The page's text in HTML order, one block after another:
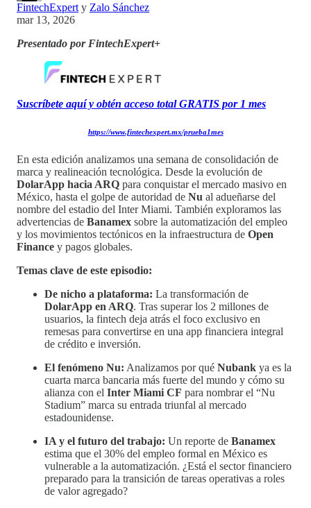
FintechExpert y Zalo Sánchez
mar 13, 2026
Presentado por FintechExpert+
Suscríbete aquí y obtén acceso total GRATIS por 1 mes
https://www.fintechexpert.mx/prueba1mes
En esta edición analizamos una semana de consolidación de
marca y realineación tecnológica. Desde la evolución de
DolarApp hacia ARQ para conquistar el mercado masivo en
México, hasta el golpe de autoridad de Nu al adueñarse del
nombre del estadio del Inter Miami. También exploramos las
advertencias de Banamex sobre la automatización del empleo
y los movimientos tectónicos en la infraestructura de Open
Finance y pagos globales.
Temas clave de este episodio:
De nicho a plataforma: La transformación de
DolarApp en ARQ. Tras superar los 2 millones de
usuarios, la fintech deja atrás el foco exclusivo en
remesas para convertirse en una app financiera integral
de crédito e inversión.
El fenómeno Nu: Analizamos por qué Nubank ya es la
cuarta marca bancaria más fuerte del mundo y cómo su
alianza con el Inter Miami CF para nombrar el “Nu
Stadium” marca su entrada triunfal al mercado
estadounidense.
IA y el futuro del trabajo: Un reporte de Banamex
estima que el 30% del empleo formal en México es
vulnerable a la automatización. ¿Está el sector financiero
preparado para la transición de tareas operativas a roles
de valor agregado?